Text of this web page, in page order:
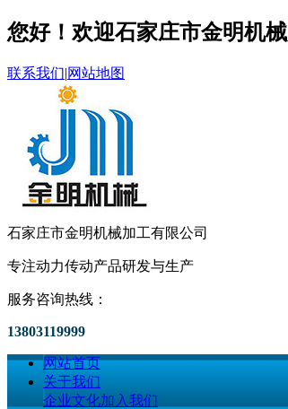
您好！欢迎石家庄市金明机
联系我们|网站地图
石家庄市金明机械加工有限公司
专注动力传动产品研发与生产
服务咨询热线：
13803119999
网站首页
关于我们
企业文化加入我们